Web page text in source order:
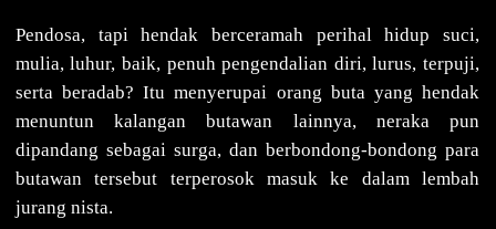
Pendosa, tapi hendak berceramah perihal hidup suci,
mulia, luhur, baik, penuh pengendalian diri, lurus, terpuji,
serta beradab? Itu menyerupai orang buta yang hendak
menuntun kalangan butawan lainnya, neraka pun
dipandang sebagai surga, dan berbondong-bondong para
butawan tersebut terperosok masuk ke dalam lembah
jurang nista.